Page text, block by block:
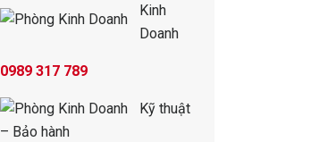
Kinh
Doanh
0989 317 789
Kỹ thuật
– Bảo hành